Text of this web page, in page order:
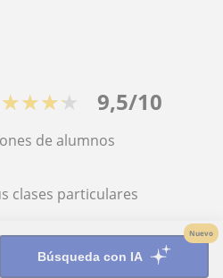
Búsqueda con IA
Nuevo
9,5/10
de alumnos
clases particulares
particulares